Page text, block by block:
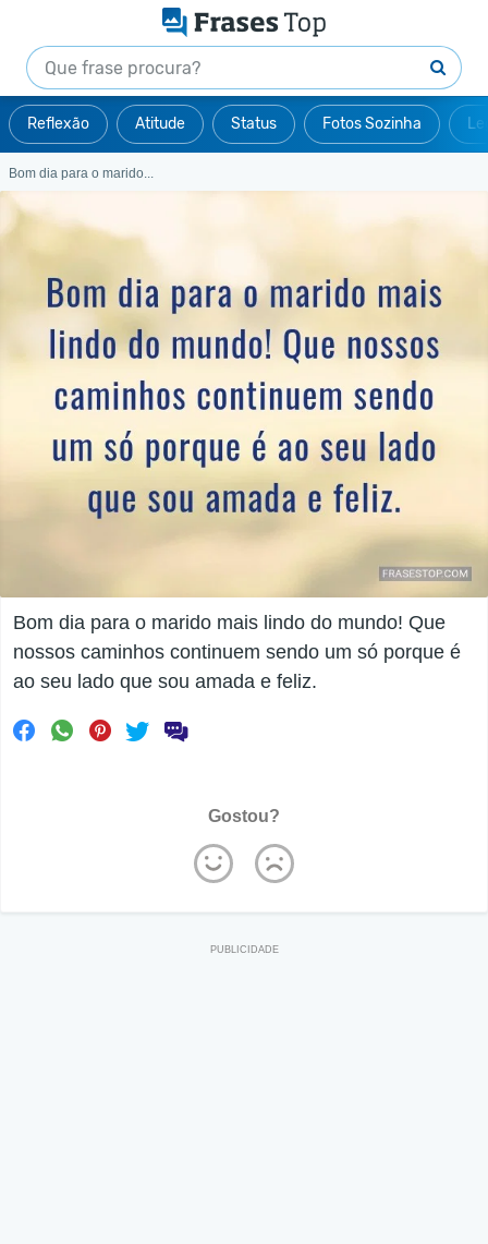
Reflexão Atitude Status Fotos Sozinha
Bom dia para o marido...
Bom dia para o marido mais lindo do mundo! Que
nossos caminhos continuem sendo um só porque é
ao seu lado que sou amada e feliz.
Gostou?